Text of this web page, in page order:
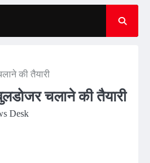
की तैयारी
चलाने की तैयारी
Desk